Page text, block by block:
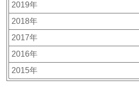
2019年
2018年
2017年
2016年
2015年